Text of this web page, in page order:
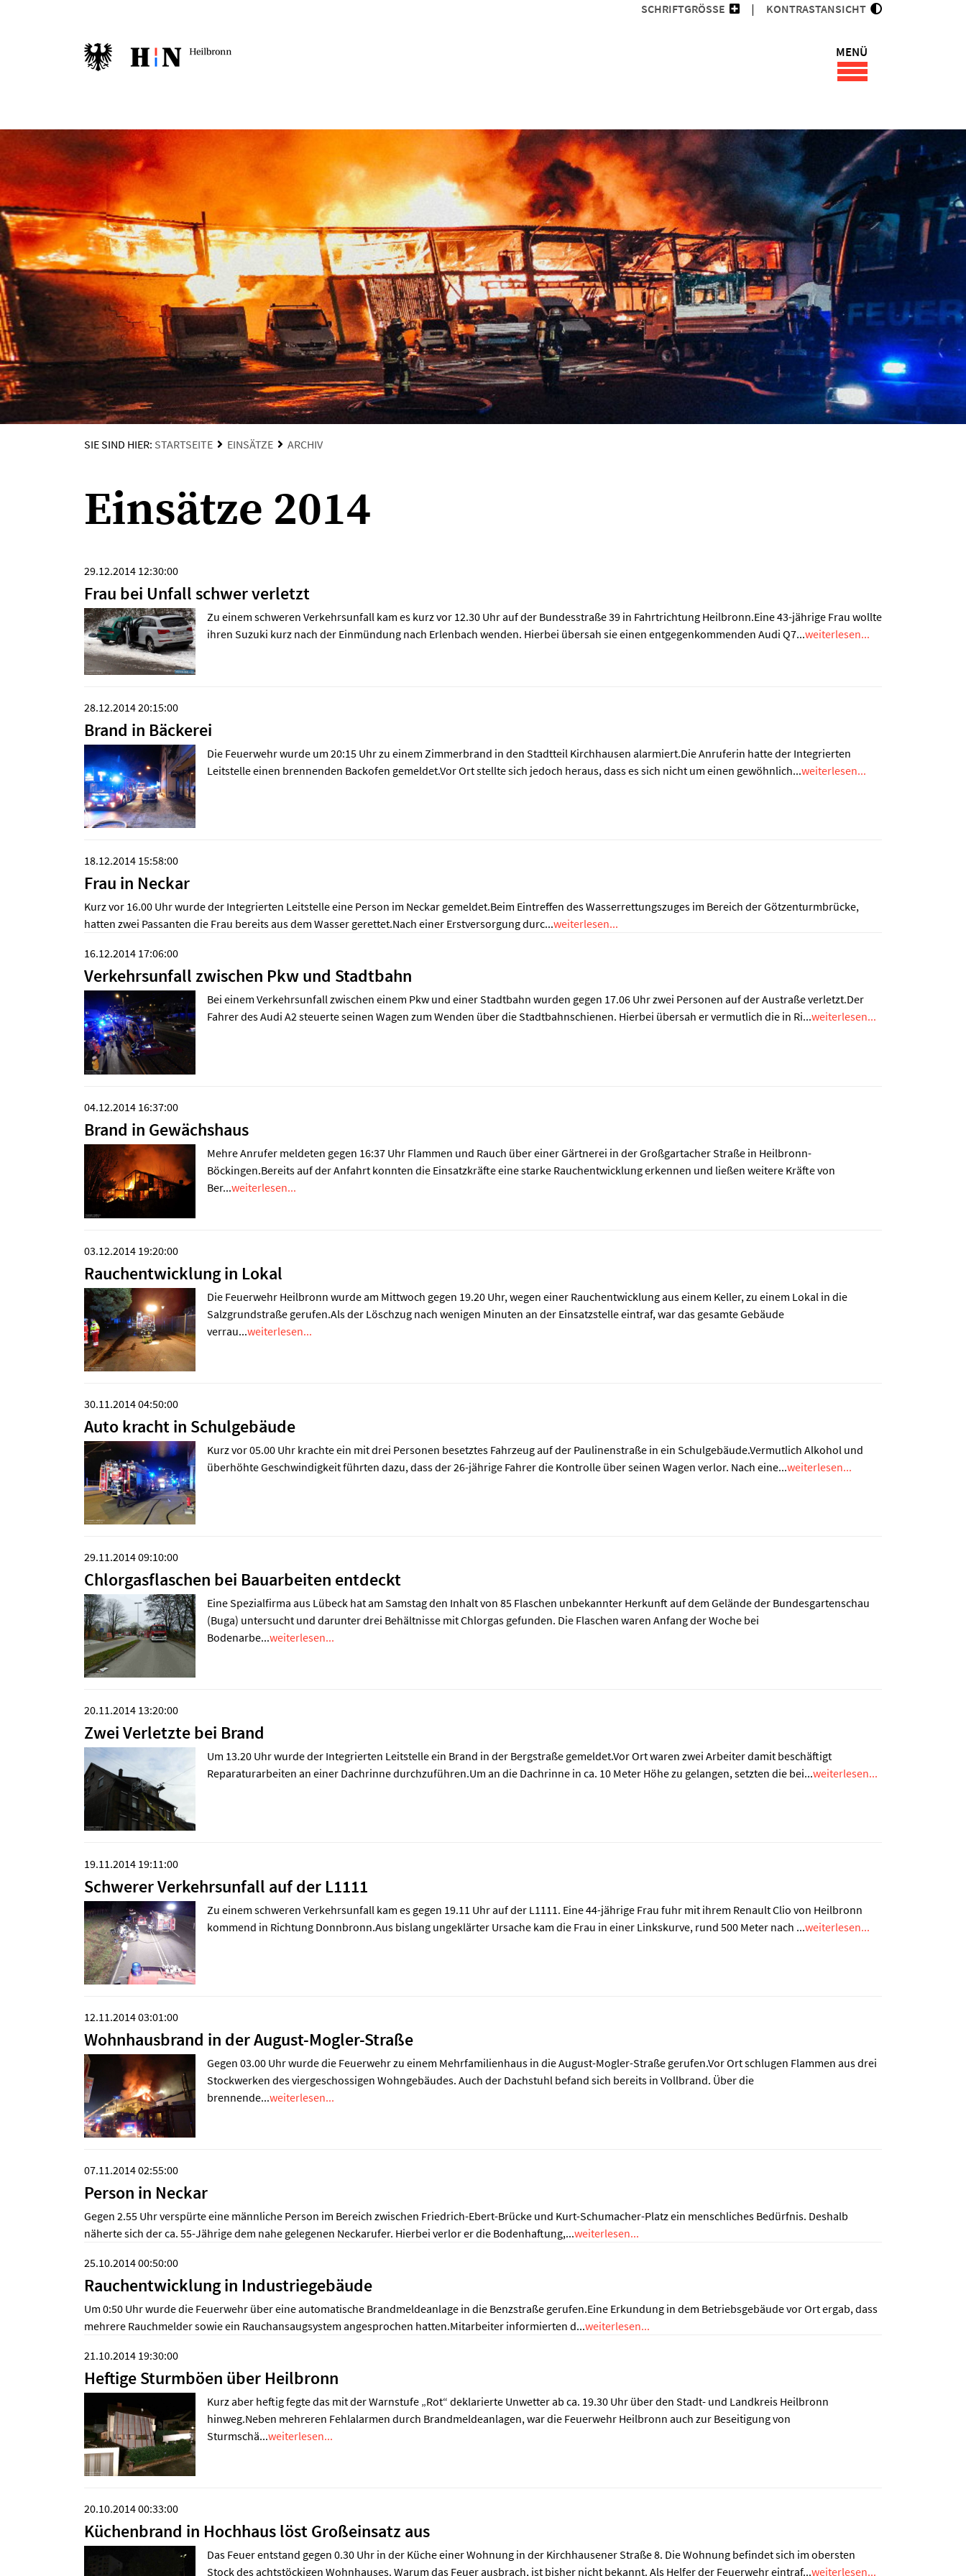
SCHRIFTGRÖSSE KONTRASTANSICHT
MENÜ
SIE SIND HIER: STARTSEITE EINSÄTZE ARCHIV
Einsätze 2014
29.12.2014 12:30:00
Frau bei Unfall schwer verletzt
Zu einem schweren Verkehrsunfall kam es kurz vor 12.30 Uhr auf der Bundesstraße 39 in Fahrtrichtung Heilbronn.Eine 43-jährige Frau wollte
ihren Suzuki kurz nach der Einmündung nach Erlenbach wenden. Hierbei übersah sie einen entgegenkommenden Audi Q7...weiterlesen...
28.12.2014 20:15:00
Brand in Bäckerei
Die Feuerwehr wurde um 20:15 Uhr zu einem Zimmerbrand in den Stadtteil Kirchhausen alarmiert.Die Anruferin hatte der Integrierten
Leitstelle einen brennenden Backofen gemeldet.Vor Ort stellte sich jedoch heraus, dass es sich nicht um einen gewöhnlich...weiterlesen...
18.12.2014 15:58:00
Frau in Neckar
Kurz vor 16.00 Uhr wurde der Integrierten Leitstelle eine Person im Neckar gemeldet.Beim Eintreffen des Wasserrettungszuges im Bereich der Götzenturmbrücke,
hatten zwei Passanten die Frau bereits aus dem Wasser gerettet.Nach einer Erstversorgung durc...weiterlesen...
16.12.2014 17:06:00
Verkehrsunfall zwischen Pkw und Stadtbahn
Bei einem Verkehrsunfall zwischen einem Pkw und einer Stadtbahn wurden gegen 17.06 Uhr zwei Personen auf der Austraße verletzt.Der
Fahrer des Audi A2 steuerte seinen Wagen zum Wenden über die Stadtbahnschienen. Hierbei übersah er vermutlich die in Ri...weiterlesen...
04.12.2014 16:37:00
Brand in Gewächshaus
Mehre Anrufer meldeten gegen 16:37 Uhr Flammen und Rauch über einer Gärtnerei in der Großgartacher Straße in Heilbronn-
Böckingen.Bereits auf der Anfahrt konnten die Einsatzkräfte eine starke Rauchentwicklung erkennen und ließen weitere Kräfte von
Ber...weiterlesen...
03.12.2014 19:20:00
Rauchentwicklung in Lokal
Die Feuerwehr Heilbronn wurde am Mittwoch gegen 19.20 Uhr, wegen einer Rauchentwicklung aus einem Keller, zu einem Lokal in die
Salzgrundstraße gerufen.Als der Löschzug nach wenigen Minuten an der Einsatzstelle eintraf, war das gesamte Gebäude
verrau...weiterlesen...
30.11.2014 04:50:00
Auto kracht in Schulgebäude
Kurz vor 05.00 Uhr krachte ein mit drei Personen besetztes Fahrzeug auf der Paulinenstraße in ein Schulgebäude.Vermutlich Alkohol und
überhöhte Geschwindigkeit führten dazu, dass der 26-jährige Fahrer die Kontrolle über seinen Wagen verlor. Nach eine...weiterlesen...
29.11.2014 09:10:00
Chlorgasflaschen bei Bauarbeiten entdeckt
Eine Spezialfirma aus Lübeck hat am Samstag den Inhalt von 85 Flaschen unbekannter Herkunft auf dem Gelände der Bundesgartenschau
(Buga) untersucht und darunter drei Behältnisse mit Chlorgas gefunden. Die Flaschen waren Anfang der Woche bei
Bodenarbe...weiterlesen...
20.11.2014 13:20:00
Zwei Verletzte bei Brand
Um 13.20 Uhr wurde der Integrierten Leitstelle ein Brand in der Bergstraße gemeldet.Vor Ort waren zwei Arbeiter damit beschäftigt
Reparaturarbeiten an einer Dachrinne durchzuführen.Um an die Dachrinne in ca. 10 Meter Höhe zu gelangen, setzten die bei...weiterlesen...
19.11.2014 19:11:00
Schwerer Verkehrsunfall auf der L1111
Zu einem schweren Verkehrsunfall kam es gegen 19.11 Uhr auf der L1111. Eine 44-jährige Frau fuhr mit ihrem Renault Clio von Heilbronn
kommend in Richtung Donnbronn.Aus bislang ungeklärter Ursache kam die Frau in einer Linkskurve, rund 500 Meter nach ...weiterlesen...
12.11.2014 03:01:00
Wohnhausbrand in der August-Mogler-Straße
Gegen 03.00 Uhr wurde die Feuerwehr zu einem Mehrfamilienhaus in die August-Mogler-Straße gerufen.Vor Ort schlugen Flammen aus drei
Stockwerken des viergeschossigen Wohngebäudes. Auch der Dachstuhl befand sich bereits in Vollbrand. Über die
brennende...weiterlesen...
07.11.2014 02:55:00
Person in Neckar
Gegen 2.55 Uhr verspürte eine männliche Person im Bereich zwischen Friedrich-Ebert-Brücke und Kurt-Schumacher-Platz ein menschliches Bedürfnis. Deshalb
näherte sich der ca. 55-Jährige dem nahe gelegenen Neckarufer. Hierbei verlor er die Bodenhaftung,...weiterlesen...
25.10.2014 00:50:00
Rauchentwicklung in Industriegebäude
Um 0:50 Uhr wurde die Feuerwehr über eine automatische Brandmeldeanlage in die Benzstraße gerufen.Eine Erkundung in dem Betriebsgebäude vor Ort ergab, dass
mehrere Rauchmelder sowie ein Rauchansaugsystem angesprochen hatten.Mitarbeiter informierten d...weiterlesen...
21.10.2014 19:30:00
Heftige Sturmböen über Heilbronn
Kurz aber heftig fegte das mit der Warnstufe „Rot“ deklarierte Unwetter ab ca. 19.30 Uhr über den Stadt- und Landkreis Heilbronn
hinweg.Neben mehreren Fehlalarmen durch Brandmeldeanlagen, war die Feuerwehr Heilbronn auch zur Beseitigung von
Sturmschä...weiterlesen...
20.10.2014 00:33:00
Küchenbrand in Hochhaus löst Großeinsatz aus
Das Feuer entstand gegen 0.30 Uhr in der Küche einer Wohnung in der Kirchhausener Straße 8. Die Wohnung befindet sich im obersten
Stock des achtstöckigen Wohnhauses. Warum das Feuer ausbrach, ist bisher nicht bekannt. Als Helfer der Feuerwehr eintraf...weiterlesen...